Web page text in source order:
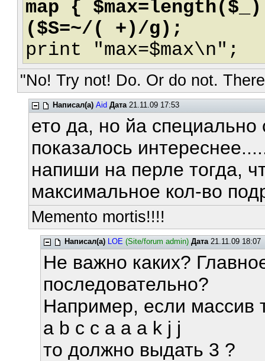
map {
($S=~/( +)/g);
print "max=$max\n";
"No! Try not! Do. Or do not.
Написал(а) Aid Дата21.11.09 17:53
ето да, но йа специально
показалось
напиши на перле тогда,
максимальное кол-во
Memento mortis!!!!
Написал(а) LOE (Site/forum admin) Дата21.11.09 18:07
Не важно каких?
последовательно?
Например, если массив
a b c c a a a k j j
то должно выдать 3 ?